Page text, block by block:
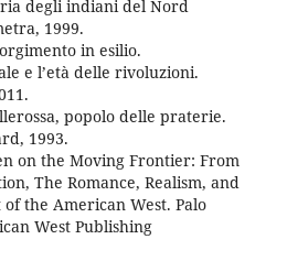
degli indiani del Nord
1999.
in esilio.
e l’età delle rivoluzioni.
popolo delle praterie.
1993.
on the Moving Frontier: From
The Romance, Realism, and
the American West. Palo
West Publishing